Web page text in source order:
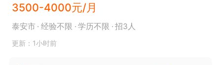
3500-4000元/月
泰安市 经验不限 学历不限 招3人
更新：1小时前